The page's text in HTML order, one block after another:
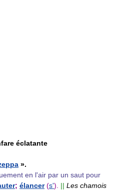
éclatante
».
en l'air par un saut pour
; élancer (s'). || Les chamois